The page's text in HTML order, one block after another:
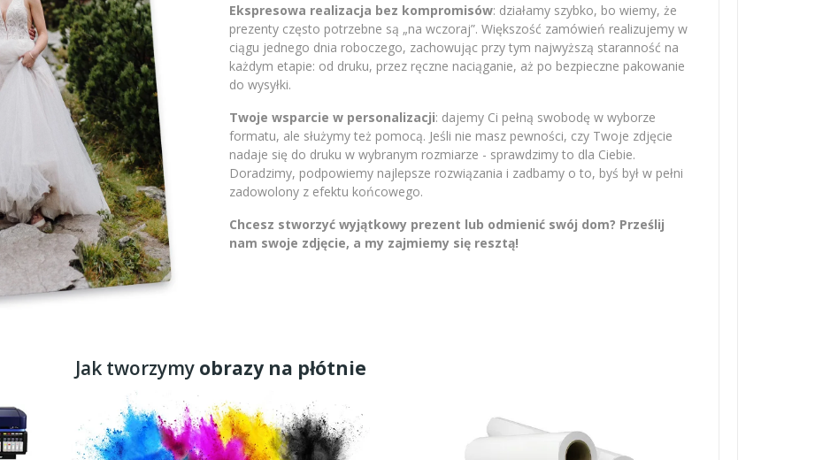
Ekspresowa realizacja bez kompromisów: działamy szybko, bo wiemy, że
prezenty często potrzebne są „na wczoraj”. Większość zamówień realizujemy w
ciągu jednego dnia roboczego, zachowując przy tym najwyższą staranność na
każdym etapie: od druku, przez ręczne naciąganie, aż po bezpieczne pakowanie
do wysyłki.
Twoje wsparcie w personalizacji: dajemy Ci pełną swobodę w wyborze
formatu, ale służymy też pomocą. Jeśli nie masz pewności, czy Twoje zdjęcie
nadaje się do druku w wybranym rozmiarze - sprawdzimy to dla Ciebie.
Doradzimy, podpowiemy najlepsze rozwiązania i zadbamy o to, byś był w pełni
zadowolony z efektu końcowego.
Chcesz stworzyć wyjątkowy prezent lub odmienić swój dom? Prześlij
nam swoje zdjęcie, a my zajmiemy się resztą!
Jak tworzymyobrazy na płótnie